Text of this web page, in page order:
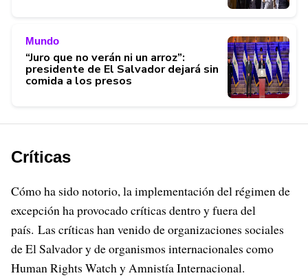
Mundo
“Juro que no verán ni un arroz”:
presidente de El Salvador dejará sin
comida a los presos
Críticas
Cómo ha sido notorio, la implementación del régimen de
excepción ha provocado críticas dentro y fuera del
país. Las críticas han venido de organizaciones sociales
de El Salvador y de organismos internacionales como
Human Rights Watch y Amnistía Internacional.